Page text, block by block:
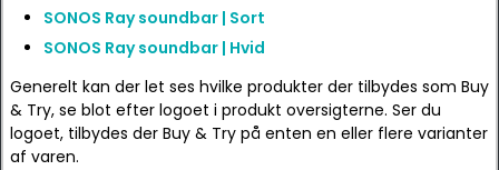
SONOS Ray soundbar | Sort
SONOS Ray soundbar | Hvid
Generelt kan der let ses hvilke produkter der tilbydes som Buy
& Try, se blot efter logoet i produkt oversigterne. Ser du
logoet, tilbydes der Buy & Try på enten en eller flere varianter
af varen.